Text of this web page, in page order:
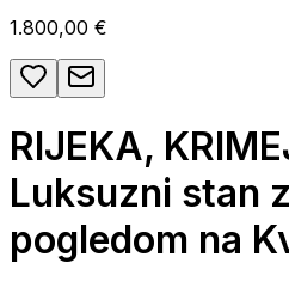
1.800,00 €
RIJEKA,
Luksuzni stan
pogledom na